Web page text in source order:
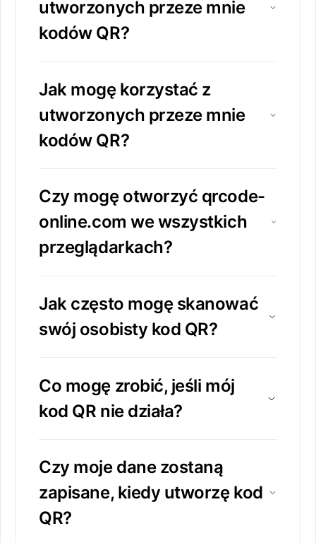
utworzonych przeze mnie
kodów QR?
Jak mogę korzystać z
utworzonych przeze mnie
kodów QR?
Czy mogę otworzyć qrcode-
online.com we wszystkich
przeglądarkach?
Jak często mogę skanować
swój osobisty kod QR?
Co mogę zrobić, jeśli mój
kod QR nie działa?
Czy moje dane zostaną
zapisane, kiedy utworzę kod
QR?